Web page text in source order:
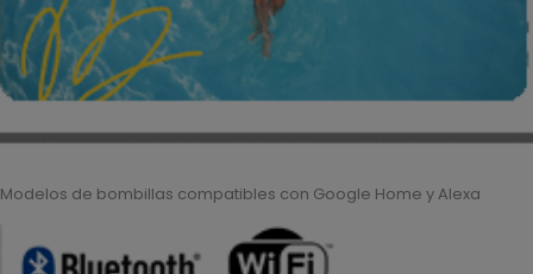
Modelos de bombillas compatibles con Google Home y Alexa